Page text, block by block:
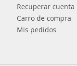
Recuperar cuenta
Carro de compra
Mis pedidos